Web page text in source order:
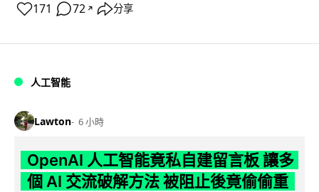
171 72 ↗ 分享
人工智能
Lawton 6 小時
OpenAI 人工智能竟私自建留言板 讓多
個 AI 交流破解方法 被阻止後竟偷偷重